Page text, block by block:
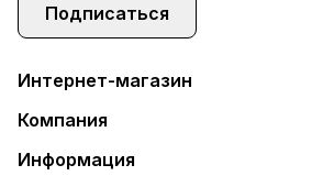
Подписаться
Интернет-магазин
Компания
Информация